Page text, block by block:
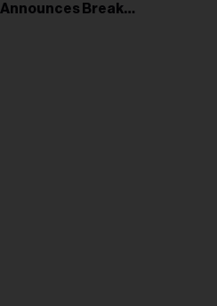
Announces Break